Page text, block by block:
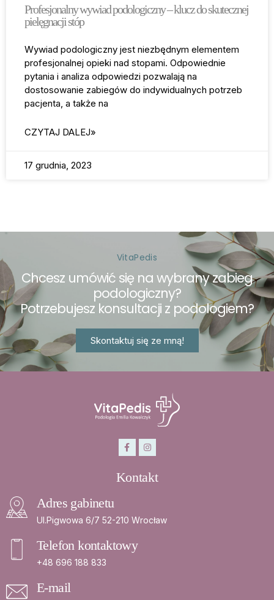
Profesjonalny wywiad podologiczny – klucz do skutecznej
pielęgnacji stóp
Wywiad podologiczny jest niezbędnym elementem
profesjonalnej opieki nad stopami. Odpowiednie
pytania i analiza odpowiedzi pozwalają na
dostosowanie zabiegów do indywidualnych potrzeb
pacjenta, a także na
CZYTAJ DALEJ»
17 grudnia, 2023
VitaPedis
Chcesz umówić się na wybrany zabieg
podologiczny?
Potrzebujesz konsultacji z podologiem?
Skontaktuj się ze mną!
Kontakt
Adres gabinetu
Ul.Pigwowa 6/7 52-210 Wrocław
Telefon kontaktowy
+48 696 188 833
E-mail